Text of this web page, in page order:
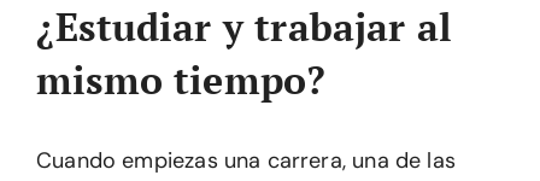
¿Estudiar y trabajar al
mismo tiempo?
Cuando empiezas una carrera, una de las